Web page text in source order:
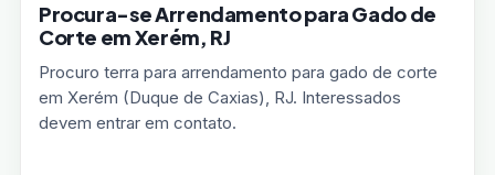
Procura-se Arrendamento para Gado de
Corte em Xerém, RJ
Procuro terra para arrendamento para gado de corte
em Xerém (Duque de Caxias), RJ. Interessados
devem entrar em contato.